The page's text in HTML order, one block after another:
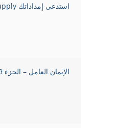
استدعي إمداداتك Call Forth Your Supply
الإيمان العامل – الجزء 9 Working Faith – Part